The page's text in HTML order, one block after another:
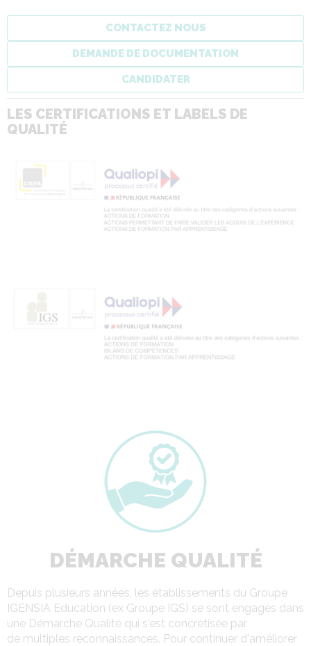
CONTACTEZ NOUS
DEMANDE DE DOCUMENTATION
CANDIDATER
LES CERTIFICATIONS ET LABELS DE
QUALITÉ
DÉMARCHE QUALITÉ
Depuis plusieurs années, les établissements du Groupe
IGENSIA Education (ex Groupe IGS) se sont engagés dans
une Démarche Qualité qui s'est concrétisée par
de multiples reconnaissances. Pour continuer d'améliorer